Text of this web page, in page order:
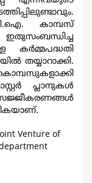
കാമ്പസ്
കര്‍മ്മപദ്ധതി
തയ്യാറാക്കി.
പ്ലാനുകള്‍
സജ്ജീകരണങ്ങള്‍
Venture of